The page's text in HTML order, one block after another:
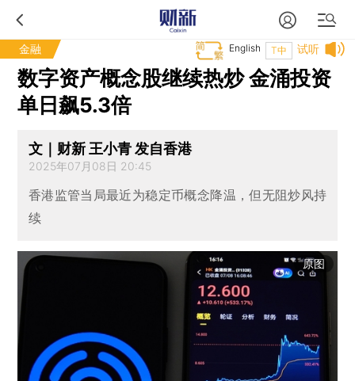
金融 试听
T中
English
数字资产概念股继续热炒 金涌投资
单日飙5.3倍
文｜财新 王小青 发自香港
2025年07月08日 20:45
香港监管当局最近为稳定币概念降温，但无阻炒风持
续
原图